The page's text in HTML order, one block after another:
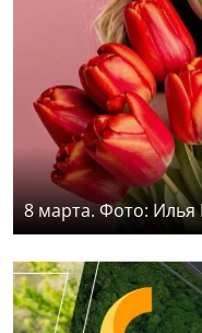
8 марта. Фото: